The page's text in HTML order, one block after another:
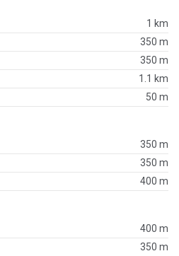
1 km
350 m
350 m
1.1 km
50 m
350 m
350 m
400 m
400 m
350 m